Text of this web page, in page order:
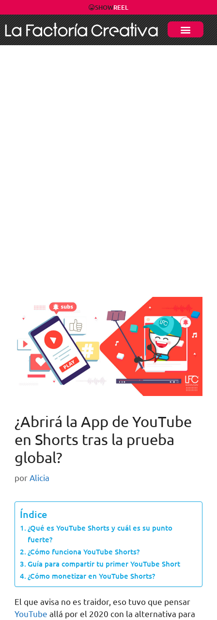
SHOWREEL
¿Abrirá la App de YouTube
en Shorts tras la prueba
global?
por Alicia
Índice
¿Qué es YouTube Shorts y cuál es su punto
fuerte?
¿Cómo funciona YouTube Shorts?
Guía para compartir tu primer YouTube Short
¿Cómo monetizar en YouTube Shorts?
El que avisa no es traidor, eso tuvo que pensar
YouTube allá por el 2020 con la alternativa para